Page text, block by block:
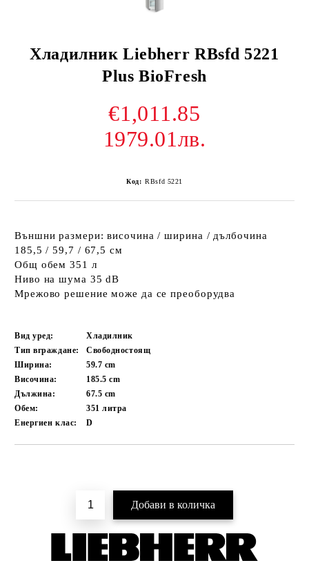
Хладилник Liebherr RBsfd 5221
Plus BioFresh
€1,011.85
1979.01лв.
Код: RBsfd 5221
Външни размери: височина / ширина / дълбочина
185,5 / 59,7 / 67,5 см
Общ обем 351 л
Ниво на шума 35 dB
Мрежово решение може да се преоборудва
Вид уред:
Хладилник
Тип вграждане:
Свободностоящ
Ширина:
59.7 cm
Височина:
185.5cm
Дължина:
67.5 cm
Обем:
351литра
Енергиен клас:
D